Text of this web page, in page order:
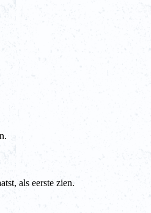
als eerste zien.